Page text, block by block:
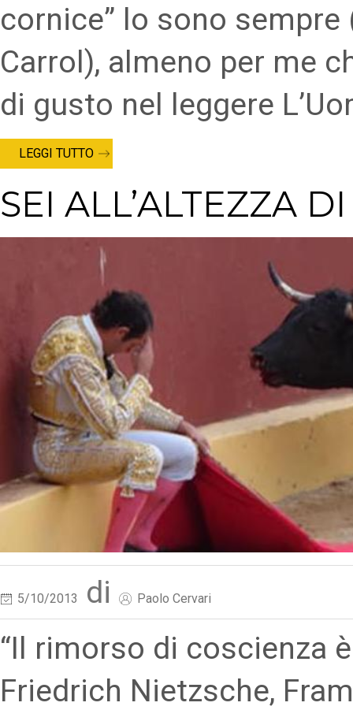
cornice” lo sono
Carrol), almeno per me
di gusto nel leggere
LEGGI TUTTO
SEI ALL’ALTEZZA
5/10/2013 di Paolo Cervari
“Il rimorso di coscienza
Friedrich Nietzsche,